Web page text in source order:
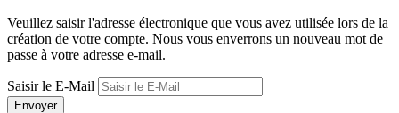
Veuillez saisir l'adresse électronique que vous avez utilisée lors de la
création de votre compte. Nous vous enverrons un nouveau mot de
passe à votre adresse e-mail.
Saisir le E-Mail
Envoyer